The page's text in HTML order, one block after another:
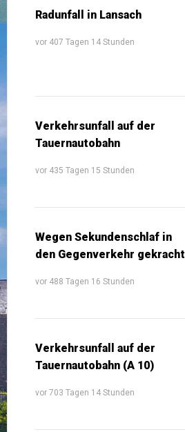
Radunfall in Lansach
vor 407 Tagen 14 Stunden
Verkehrsunfall auf der
Tauernautobahn
vor 435 Tagen 15 Stunden
Wegen Sekundenschlaf in
den Gegenverkehr gekracht
vor 488 Tagen 16 Stunden
Verkehrsunfall auf der
Tauernautobahn (A 10)
vor 703 Tagen 14 Stunden